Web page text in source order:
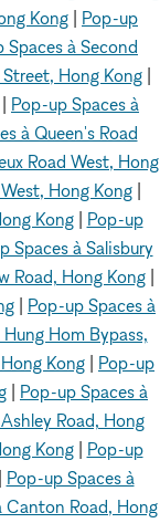
Kong
Pop-up
Spaces à Second
Hong Kong
Pop-up Spaces à
à Queen's Road
Road West, Hong
Hong Kong
Kong| Pop-up
Spaces à Salisbury
Road, Hong Kong|
Pop-up Spaces à
Hom Bypass,
Kong
Pop-up
Pop-up Spaces à
Road, Hong
Kong| Pop-up
Pop-up Spaces à
Canton Road, Hong